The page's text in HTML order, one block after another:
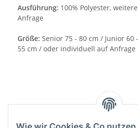
Ausführung: 100% Polyester,
Anfrage
Größe: Senior 75 - 80 cm / Junior 60
55 cm / oder individuell auf Anfrage